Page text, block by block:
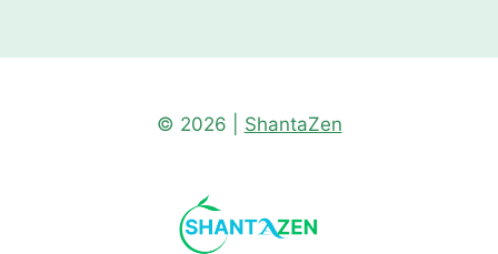
© 2026 | ShantaZen